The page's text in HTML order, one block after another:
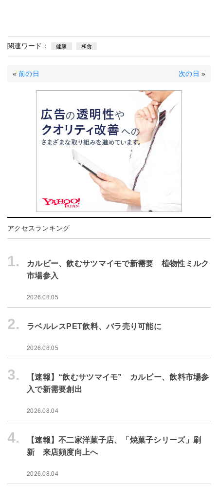
関連ワード： 健康 和食
«前の日 次の日 »
アクセスランキング
1.
カルビー、飲むサツマイモで新需要 植物性ミルク
市場参入
2026.08.05
2. ラベルレスPET飲料、バラ売り可能に
2026.08.05
3.
【速報】“飲むサツマイモ” カルビー、飲料市場参
入で新需要創出
2026.08.04
4.
【速報】不二家洋菓子店、「焼菓子シリーズ」刷
新 来店頻度向上へ
2026.08.04